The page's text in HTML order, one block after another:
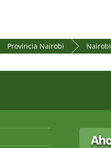
Provincia Nairobi Nairobi